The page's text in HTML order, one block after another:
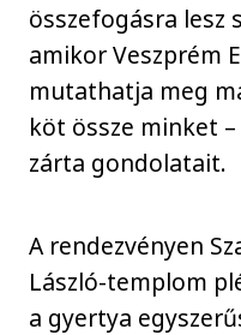
összefogásra lesz
amikor Veszprém
mutathatja meg
köt össze minket –
zárta gondolatait.
A rendezvényen
László-templom
a gyertya